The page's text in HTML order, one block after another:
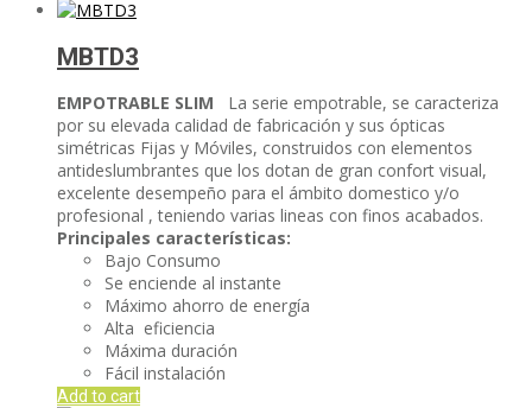
MBTD3
EMPOTRABLE SLIM La serie empotrable, se caracteriza
por su elevada calidad de fabricación y sus ópticas
simétricas Fijas y Móviles, construidos con elementos
antideslumbrantes que los dotan de gran confort visual,
excelente desempeño para el ámbito domestico y/o
profesional , teniendo varias lineas con finos acabados.
Principales características:
Bajo Consumo
Se enciende al instante
Máximo ahorro de energía
Alta eficiencia
Máxima duración
Fácil instalación
Add to cart